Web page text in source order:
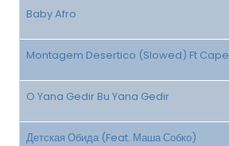
Baby Afro
Montagem Desertico (Slowed) Ft Cape
O Yana Gedir Bu Yana Gedir
Детская Обида (Feat. Маша Собко)